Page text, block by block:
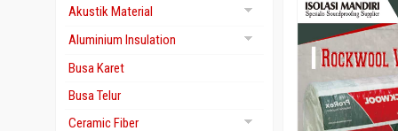
Akustik Material
Gypsum Akustik
Yumen
Aluminium Insulation
Aluminium Foil Foam
Aluminium Foil Paper
Aluminium Foil Woven
Busa Karet
Busa Telur
Ceramic Fiber